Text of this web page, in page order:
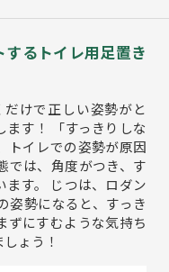
るトイレ用足置き
けで正しい姿勢がと
す！ 「すっきりしな
トイレでの姿勢が原因
では、角度がつき、す
ます。 じつは、ロダン
姿勢になると、すっき
ずにすむような気持ち
ょう！